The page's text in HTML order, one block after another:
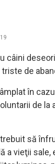
câini
de
în
de la
să
a vieţii sale,